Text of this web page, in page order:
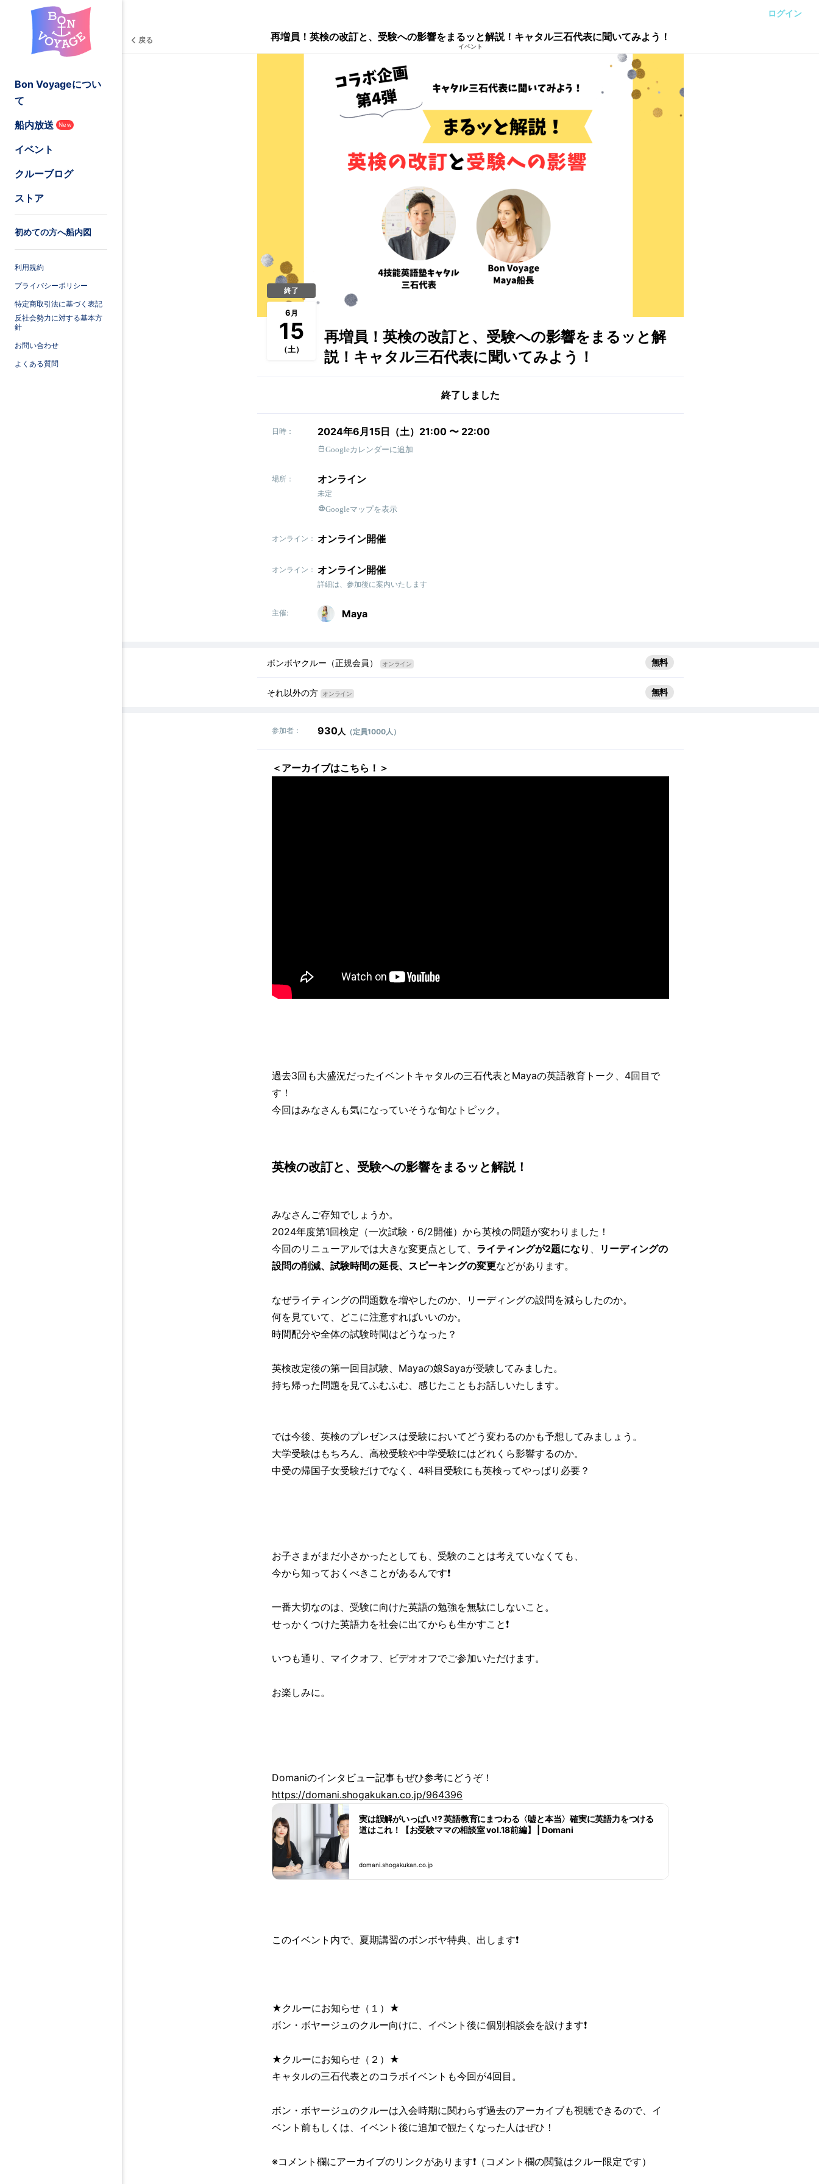
ログイン
Bon Voyageについ
て
船内放送
New
イベント
クルーブログ
ストア
初めての方へ船内図
利用規約
プライバシーポリシー
特定商取引法に基づく表記
反社会勢力に対する基本方
針
お問い合わせ
よくある質問
戻る 再増員！英検の改訂と、受験への影響をまるッと解説！キャタル三石代表に聞いてみよう！
イベント
終了
6月
15
（土）
再増員！英検の改訂と、受験への影響をまるッと解
説！キャタル三石代表に聞いてみよう！
終了しました
日時： 2024年6月15日（土）21:00 〜 22:00
Googleカレンダーに追加
場所： オンライン
未定
Googleマップを表示
オンライン： オンライン開催
オンライン： オンライン開催
詳細は、参加後に案内いたします
主催: Maya
ボンボヤクルー（正規会員） オンライン 無料
それ以外の方 オンライン 無料
参加者： 930人 （定員1000人）
＜アーカイブはこちら！＞
過去3回も大盛況だったイベントキャタルの三石代表とMayaの英語教育トーク、4回目で
す！
今回はみなさんも気になっていそうな旬なトピック。
英検の改訂と、受験への影響をまるッと解説！
みなさんご存知でしょうか。
2024年度第1回検定（一次試験・6/2開催）から英検の問題が変わりました！
今回のリニューアルでは大きな変更点として、 ライティングが2題になり
リーディングの
設問の削減、試験時間の延長、スピーキングの変更などがあります。
なぜライティングの問題数を増やしたのか、リーディングの設問を減らしたのか。
何を見ていて、どこに注意すればいいのか。
時間配分や全体の試験時間はどうなった？
英検改定後の第一回目試験、Mayaの娘Sayaが受験してみました。
持ち帰った問題を見てふむふむ、感じたこともお話しいたします。
では今後、英検のプレゼンスは受験においてどう変わるのかも予想してみましょう。
大学受験はもちろん、高校受験や中学受験にはどれくら影響するのか。
中受の帰国子女受験だけでなく、4科目受験にも英検ってやっぱり必要？
お子さまがまだ小さかったとしても、受験のことは考えていなくても、
今から知っておくべきことがあるんです❗
一番大切なのは、受験に向けた英語の勉強を無駄にしないこと。
せっかくつけた英語力を社会に出てからも生かすこと❗
いつも通り、マイクオフ、ビデオオフでご参加いただけます。
お楽しみに。
Domaniのインタビュー記事もぜひ参考にどうぞ！
https://domani.shogakukan.co.jp/964396
実は誤解がいっぱい!? 英語教育にまつわる〈嘘と本当〉確実に英語力をつける
道はこれ！【お受験ママの相談室 vol.18前編】 | Domani
domani.shogakukan.co.jp
このイベント内で、夏期講習のボンボヤ特典、出します❗
★クルーにお知らせ（１）★
ボン・ボヤージュのクルー向けに、イベント後に個別相談会を設けます❗
★クルーにお知らせ（２）★
キャタルの三石代表とのコラボイベントも今回が4回目。
ボン・ボヤージュのクルーは入会時期に関わらず過去のアーカイブも視聴できるので、イ
ベント前もしくは、イベント後に追加で観たくなった人はぜひ！
※コメント欄にアーカイブのリンクがあります❗（コメント欄の閲覧はクルー限定です）